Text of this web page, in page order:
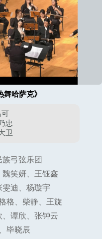
哈萨克》
可
忠
卫
弓弦乐团
笑妍、王钰鑫
迪、杨璇宇
格、柴静、王旋
谭欣、张钟云
毕晓辰